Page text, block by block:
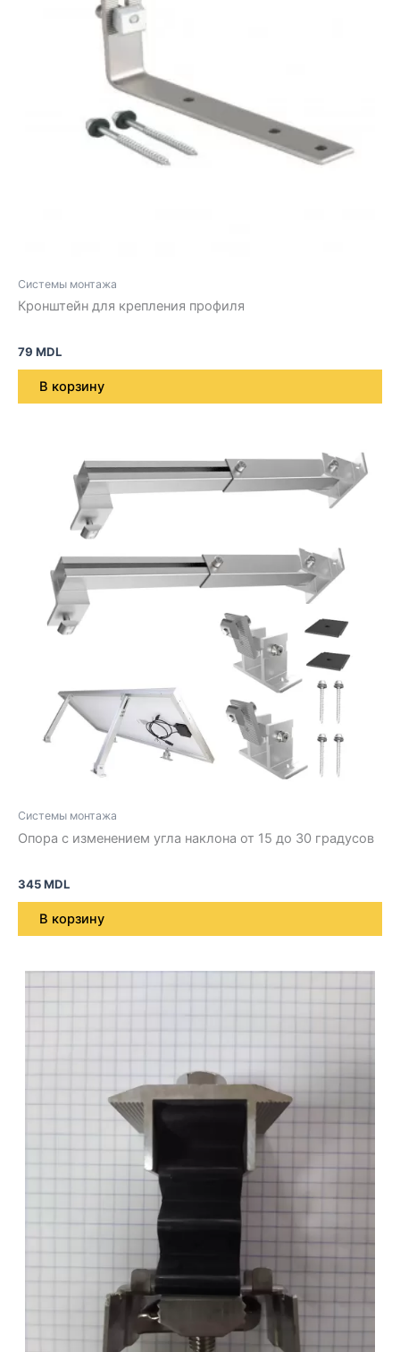
Системы монтажа
Кронштейн для крепления профиля
79 MDL
В корзину
Системы монтажа
Опора с изменением угла наклона от 15 до 30 градусов
345MDL
В корзину